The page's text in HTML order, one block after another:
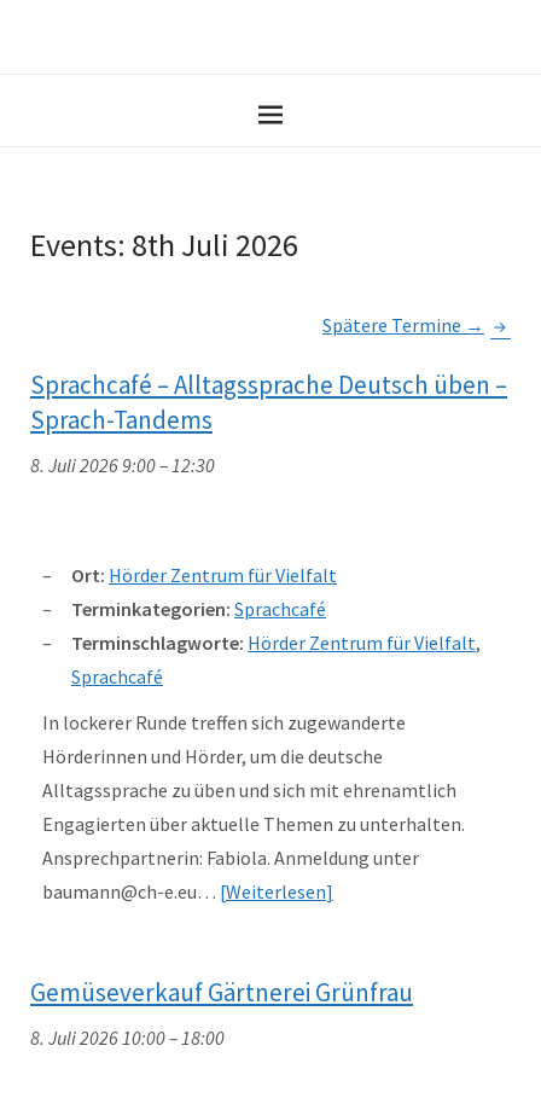
Events: 8th Juli 2026
Spätere Termine →
Sprachcafé – Alltagssprache Deutsch üben –
Sprach-Tandems
8. Juli 2026 9:00–12:30
Ort: Hörder Zentrum für Vielfalt
Terminkategorien: Sprachcafé
Terminschlagworte: Hörder Zentrum für Vielfalt,
Sprachcafé
In lockerer Runde treffen sich zugewanderte
Hörderinnen und Hörder, um die deutsche
Alltagssprache zu üben und sich mit ehrenamtlich
Engagierten über aktuelle Themen zu unterhalten.
Ansprechpartnerin: Fabiola. Anmeldung unter
baumann@ch-e.eu… Weiterlesen
Gemüseverkauf Gärtnerei Grünfrau
8. Juli 2026 10:00–18:00